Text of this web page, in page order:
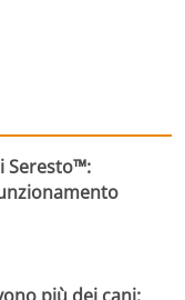
Seresto™: